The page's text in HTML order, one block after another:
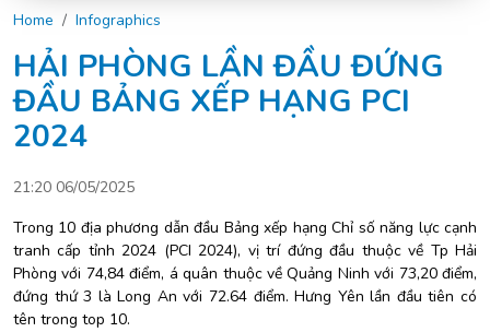
Home Infographics
HẢI PHÒNG LẦN ĐẦU ĐỨNG
ĐẦU BẢNG XẾP HẠNG PCI
2024
21:20 06/05/2025
Trong 10 địa phương dẫn đầu Bảng xếp hạng Chỉ số năng lực cạnh
tranh cấp tỉnh 2024 (PCI 2024), vị trí đứng đầu thuộc về Tp Hải
Phòng với 74,84 điểm, á quân thuộc về Quảng Ninh với 73,20 điểm,
đứng thứ 3 là Long An với 72.64 điểm. Hưng Yên lần đầu tiên có
tên trong top 10.